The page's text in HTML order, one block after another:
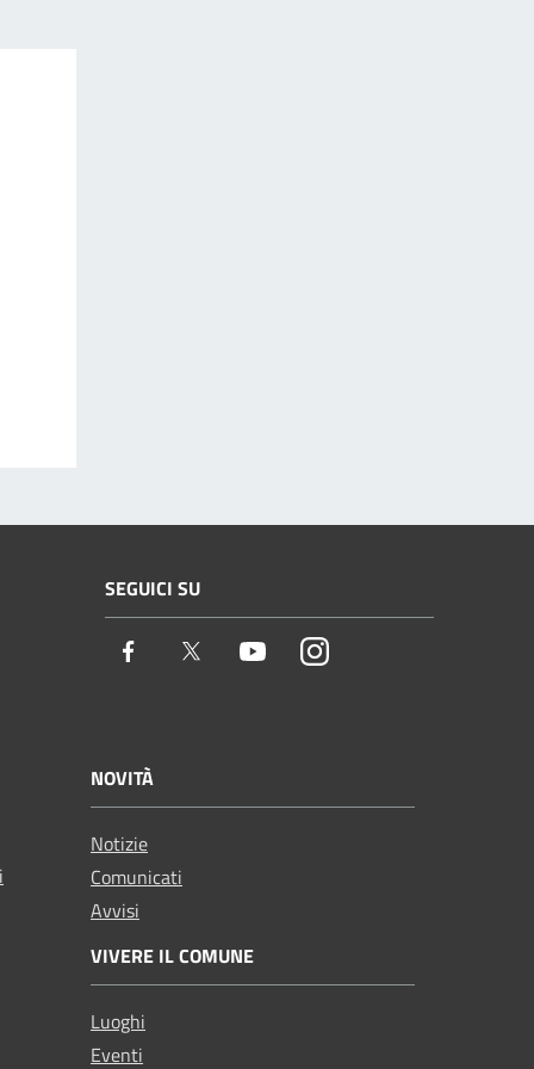
SEGUICI SU
Facebook Twitter YoutubeInstagram
NOVITÀ
Notizie
Comunicati
Avvisi
VIVERE IL COMUNE
Luoghi
Eventi